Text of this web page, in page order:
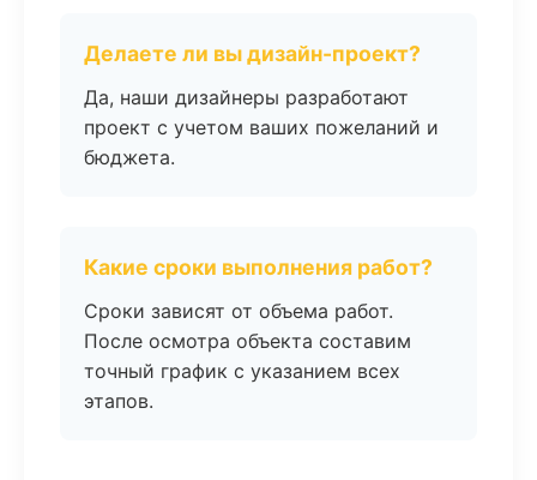
Делаете ли вы дизайн-проект?
Да, наши дизайнеры разработают
проект с учетом ваших пожеланий и
бюджета.
Какие сроки выполнения работ?
Сроки зависят от объема работ.
После осмотра объекта составим
точный график с указанием всех
этапов.